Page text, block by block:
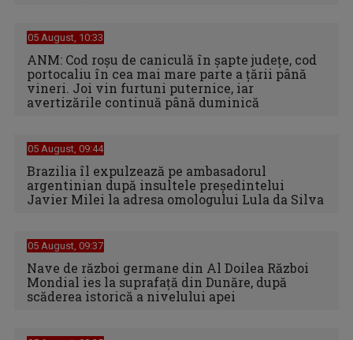
05 August, 10:33
ANM: Cod roșu de caniculă în șapte județe, cod
portocaliu în cea mai mare parte a țării până
vineri. Joi vin furtuni puternice, iar
avertizările continuă până duminică
05 August, 09:44
Brazilia îl expulzează pe ambasadorul
argentinian după insultele preşedintelui
Javier Milei la adresa omologului Lula da Silva
05 August, 09:37
Nave de război germane din Al Doilea Război
Mondial ies la suprafață din Dunăre, după
scăderea istorică a nivelului apei